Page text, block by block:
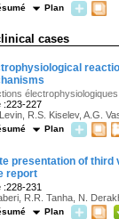
Plan
cases
:223-227
R.S. Kiselev, A.G.
Plan
presentation of third
report
:228-231
R.R. Tanha, N.
Plan